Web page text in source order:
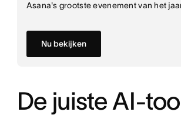
Asana's grootste evenement van het
Nu bekijken
De juiste AI-